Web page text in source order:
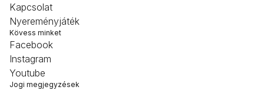
Kapcsolat
Nyereményjáték
Kövess minket
Facebook
Instagram
Youtube
Jogi megjegyzések